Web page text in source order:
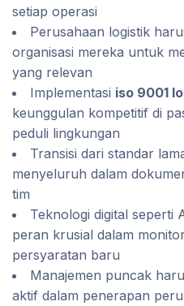
setiap operasi
Perusahaan logistik
organisasi mereka untuk
yang relevan
Implementasi iso 9001
keunggulan kompetitif di
peduli lingkungan
Transisi dari standar
menyeluruh dalam
tim
Teknologi digital seperti
peran krusial dalam
persyaratan baru
Manajemen puncak
aktif dalam penerapan